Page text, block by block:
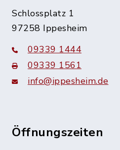
Schlossplatz 1
97258 Ippesheim
09339 1444
09339 1561
info@ippesheim.de
Öffnungszeiten